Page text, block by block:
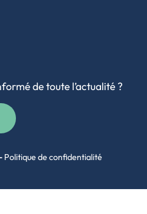
de toute l’actualité ?
Politique de confidentialité